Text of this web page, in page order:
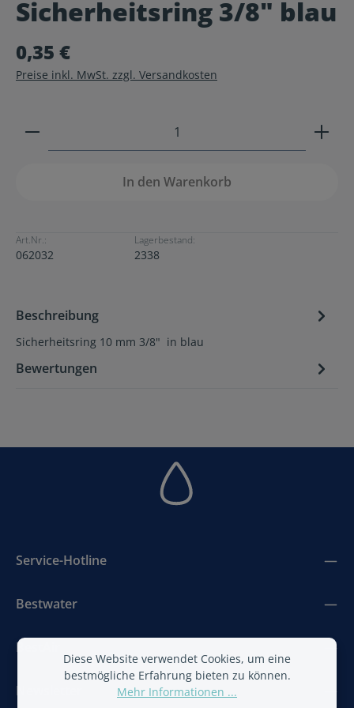
Durchschnittliche Bewertung von 0 von 5 Sternen
Sicherheitsring 3/8" blau
0,35 €
Preise inkl. MwSt. zzgl. Versandkosten
Produkt Anzahl: Gib den gewünschten Wert ein
In den Warenkorb
Art.Nr.:
062032
Lagerbestand:
2338
Beschreibung
Sicherheitsring 10 mm 3/8" in blau
Bewertungen
Service-Hotline
Bestwater
BestAir
Newsletter
Diese Website verwendet Cookies, um eine
bestmögliche Erfahrung bieten zu können.
Mehr Informationen ...